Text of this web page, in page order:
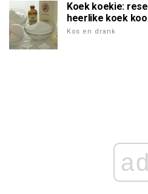
Koek koekie:
heerlike koek
Kos en drank
ad